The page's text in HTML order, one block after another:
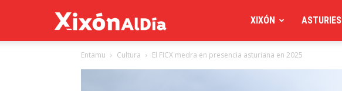
al
XIXÓN ASTURIES
Entamu Cultura El FICX medra en presencia asturiana en 2025